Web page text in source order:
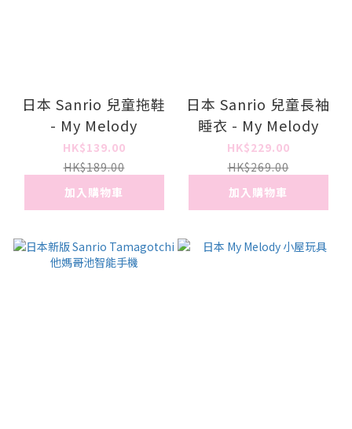
日本 Sanrio 兒童拖鞋
- My Melody
HK$139.00
HK$189.00
加入購物車
日本 Sanrio 兒童長袖
睡衣 - My Melody
HK$229.00
HK$269.00
加入購物車